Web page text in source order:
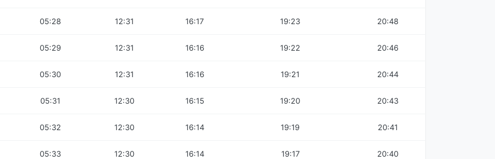
05:28 12:31 16:17 19:23 20:48
05:29 12:31 16:16 19:22 20:46
05:30 12:31 16:16 19:21 20:44
05:31 12:30 16:15 19:20 20:43
05:32 12:30 16:14 19:19 20:41
05:33 12:30 16:14 19:17 20:40